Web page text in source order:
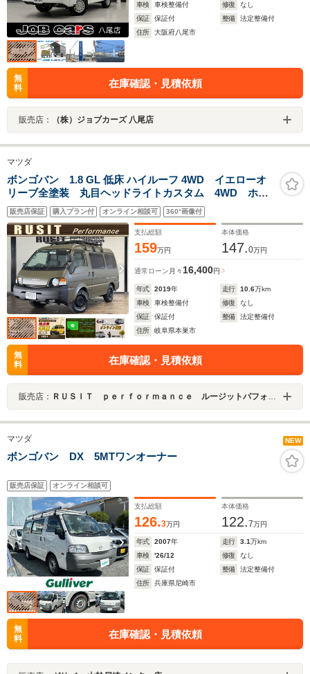
車検
車検整備付 修復
なし
保証
保証付 整備
法定整備付
住所
大阪府八尾市
無
料
在庫確認・見積依頼
販売店： （株）ジョブカーズ 八尾店
マツダ
ボンゴバン 1.8 GL 低床 ハイルーフ 4WD イエローオ
リーブ全塗装 丸目ヘッドライトカスタム 4WD ホイ
ールマットブラック塗装 新品MAXXISブロックタイヤ
オリジナルエンブレム ルーフラック 前後バンパーマ
ットブラック塗装 ETC
販売店保証 購入プラン付 オンライン相談可 360°画像付
支払総額
159万円
本体価格
147.0万円
通常ローン 月々16,400円
年式 2019年 走行 10.6万km
車検
車検整備付 修復
なし
保証
保証付 整備
法定整備付
住所
岐阜県本巣市
無
料
在庫確認・見積依頼
販売店： ＲＵＳＩＴ ｐｅｒｆｏｒｍａｎｃｅ ルージットパフォーマンス
マツダ NEW
ボンゴバン DX 5MTワンオーナー
販売店保証 オンライン相談可
支払総額
126.3万円
本体価格
122.7万円
年式 2007年 走行 3.1万km
車検
'26/12 修復
なし
保証
保証付 整備
法定整備付
住所
兵庫県尼崎市
無
料
在庫確認・見積依頼